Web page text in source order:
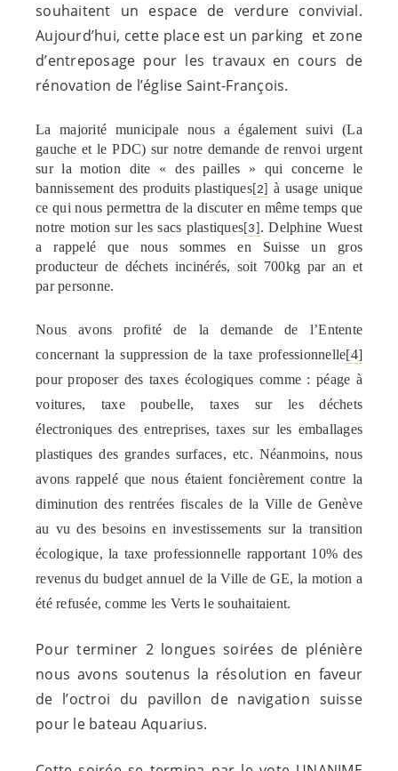
souhaitent un espace de verdure convivial.
Aujourd’hui, cette place est un parking et zone
d’entreposage pour les travaux en cours de
rénovation de l’église Saint-François.
La majorité municipale nous a également suivi (La
gauche et le PDC) sur notre demande de renvoi urgent
sur la motion dite « des pailles » qui concerne le
bannissement des produits plastiques[2]
à usage unique
ce qui nous permettra de la discuter en même temps que
notre motion sur les sacs plastiques [3] . Delphine Wuest
a rappelé que nous sommes en Suisse un gros
producteur de déchets incinérés, soit 700kg par an et
par personne.
Nous avons profité de la demande de l’Entente
concernant la suppression de la taxe professionnelle[4]
pour proposer des taxes écologiques comme : péage à
voitures, taxe poubelle, taxes sur les déchets
électroniques des entreprises, taxes sur les emballages
plastiques des grandes surfaces, etc. Néanmoins, nous
avons rappelé que nous étaient foncièrement contre la
diminution des rentrées fiscales de la Ville de Genève
au vu des besoins en investissements sur la transition
écologique, la taxe professionnelle rapportant 10% des
revenus du budget annuel de la Ville de GE, la motion a
été refusée, comme les Verts le souhaitaient.
Pour terminer 2 longues soirées de plénière
nous avons soutenus la résolution en faveur
de l’octroi du pavillon de navigation suisse
pour le bateau Aquarius.